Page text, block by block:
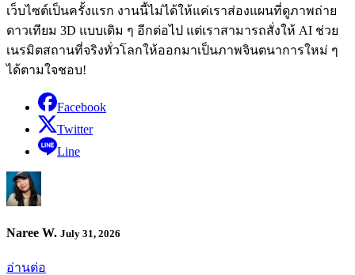
เว็บไซต์เป็นครั้งแรก งานนี้ไม่ได้ให้แค่เราส่องแผนที่ดูภาพถ่าย
ดาวเทียม 3D แบบเดิม ๆ อีกต่อไป แต่เราสามารถสั่งให้ AI ช่วย
เนรมิตสถานที่จริงทั่วโลกให้ออกมาเป็นภาพจินตนาการใหม่ ๆ
ได้ตามใจชอบ!
Facebook
Twitter
Line
Naree W. July 31, 2026
อ่านต่อ